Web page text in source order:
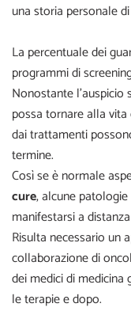
una storia personale
La percentuale dei
programmi di
Nonostante
possa tornare alla
dai trattamenti
termine.
Così se è normale
cure, alcune
manifestarsi a
Risulta necessario un
collaborazione di
dei medici di
le terapie e dopo.